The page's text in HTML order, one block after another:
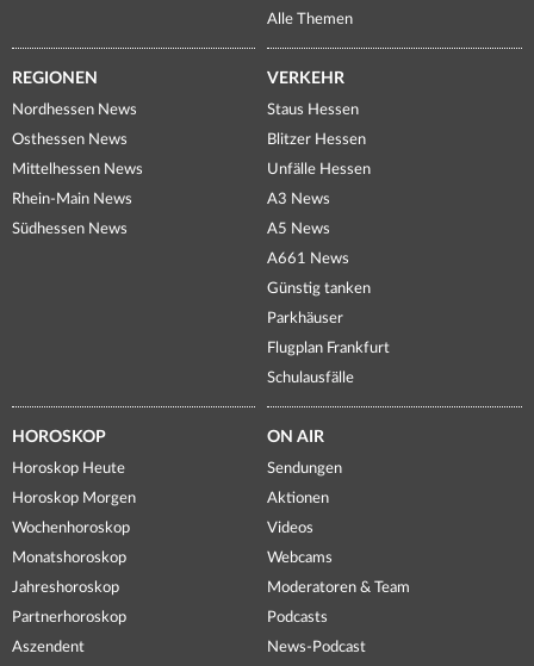
Alle Themen
REGIONEN
Nordhessen News
Osthessen News
Mittelhessen News
Rhein-Main News
Südhessen News
VERKEHR
Staus Hessen
Blitzer Hessen
Unfälle Hessen
A3 News
A5 News
A661 News
Günstig tanken
Parkhäuser
Flugplan Frankfurt
Schulausfälle
HOROSKOP
Horoskop Heute
Horoskop Morgen
Wochenhoroskop
Monatshoroskop
Jahreshoroskop
Partnerhoroskop
Aszendent
ON AIR
Sendungen
Aktionen
Videos
Webcams
Moderatoren & Team
Podcasts
News-Podcast